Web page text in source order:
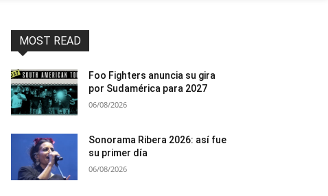
MOST READ
Foo Fighters anuncia su gira
por Sudamérica para 2027
06/08/2026
Sonorama Ribera 2026: así fue
su primer día
06/08/2026